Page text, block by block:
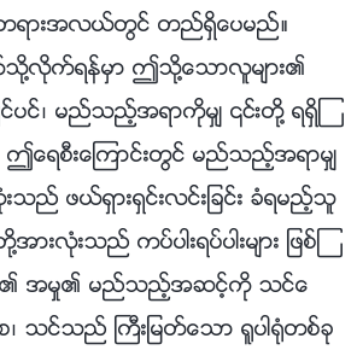
ရားအလယ္တြင္ တည္ရွိေပမည္။
သို႔လိုက္ရန္မွာ ဤသို႔ေသာလူမ်ား၏
ပင္၊ မည္သည့္အရာကိုမွ် ၎တို႔ ရရွိၾ
ရစီးေၾကာင္းတြင္ မည္သည့္အရာမွ်
ည္ ဖယ္ရွားရွင္းလင္းျခင္း ခံရမည့္သူ
းလုံးသည္ ကပ္ပါးရပ္ပါးမ်ား ျဖစ္ၾ
၏ အမႈ၏ မည္သည့္အဆင့္ကို သင္ေ
၊ သင္သည္ ႀကီးျမတ္ေသာ ႐ူပါ႐ုံတစ္ခု